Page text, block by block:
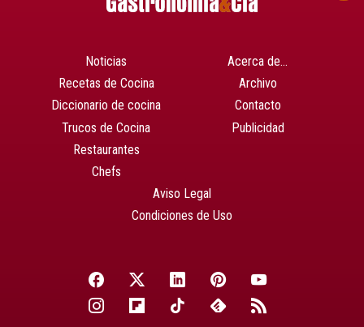
Noticias
Recetas de Cocina
Diccionario de cocina
Trucos de Cocina
Restaurantes
Chefs
Acerca de…
Archivo
Contacto
Publicidad
Aviso Legal
Condiciones de Uso